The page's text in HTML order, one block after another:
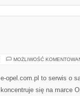
MOŻLIWOŚĆ
e-opel.com.pl to serwis o
koncentruje się na marce